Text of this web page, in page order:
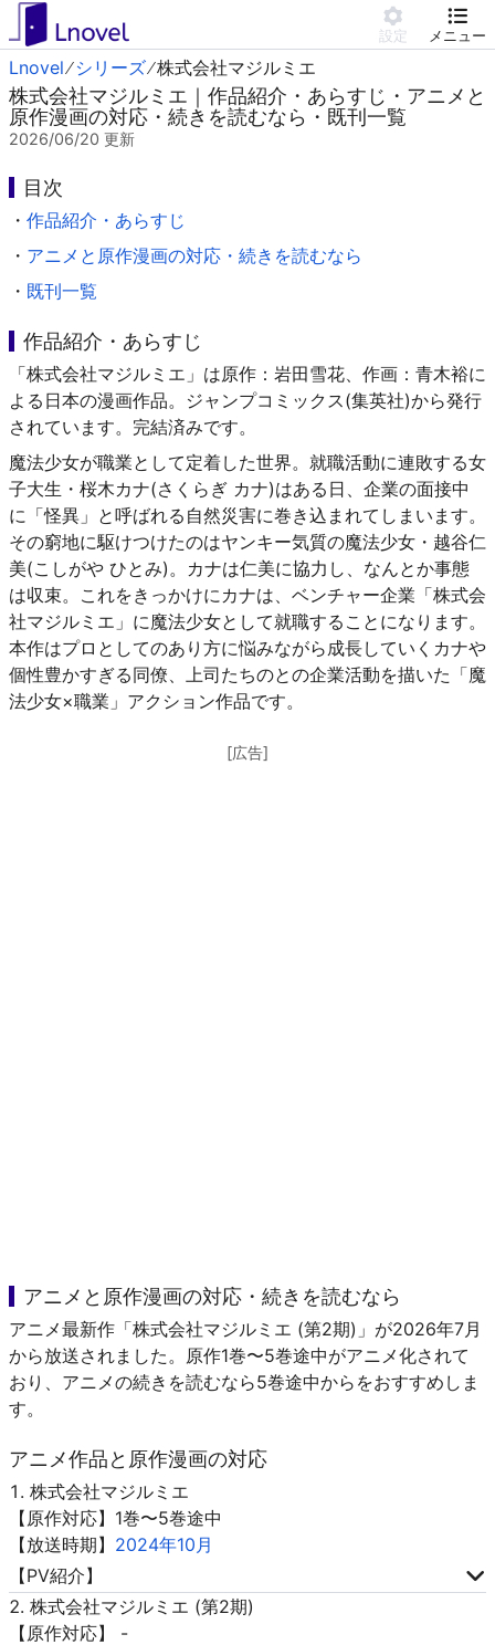
設定 メニュー
Lnovel シリーズ 株式会社マジルミエ
株式会社マジルミエ｜作品紹介・あらすじ・アニメと
原作漫画の対応・続きを読むなら・既刊一覧
2026/06/20 更新
目次
・ 作品紹介・あらすじ
・ アニメと原作漫画の対応・続きを読むなら
・ 既刊一覧
作品紹介・あらすじ
「株式会社マジルミエ」は原作：岩田雪花、作画：青木裕に
よる日本の漫画作品。ジャンプコミックス(集英社)から発行
されています。完結済みです。
魔法少女が職業として定着した世界。就職活動に連敗する女
子大生・桜木カナ(さくらぎ カナ)はある日、企業の面接中
に「怪異」と呼ばれる自然災害に巻き込まれてしまいます。
その窮地に駆けつけたのはヤンキー気質の魔法少女・越谷仁
美(こしがや ひとみ)。カナは仁美に協力し、なんとか事態
は収束。これをきっかけにカナは、ベンチャー企業「株式会
社マジルミエ」に魔法少女として就職することになります。
本作はプロとしてのあり方に悩みながら成長していくカナや
個性豊かすぎる同僚、上司たちのとの企業活動を描いた「魔
法少女×職業」アクション作品です。
[広告]
アニメと原作漫画の対応・続きを読むなら
アニメ最新作「株式会社マジルミエ (第2期)」が2026年7月
から放送されました。原作1巻〜5巻途中がアニメ化されて
おり、アニメの続きを読むなら5巻途中からをおすすめしま
す。
アニメ作品と原作漫画の対応
株式会社マジルミエ
【原作対応】1巻〜5巻途中
【放送時期】 2024年10月
【PV紹介】
株式会社マジルミエ (第2期)
【原作対応】 -